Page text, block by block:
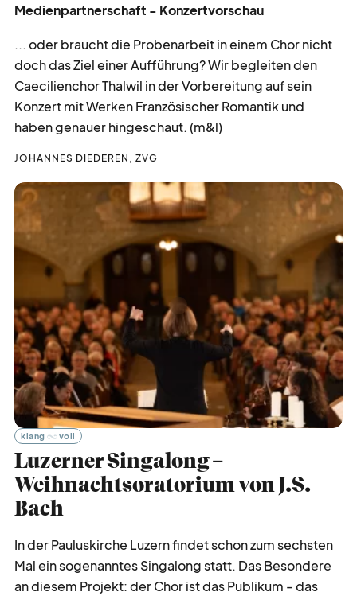
Medienpartnerschaft - Konzertvorschau
... oder braucht die Probenarbeit in einem Chor nicht
doch das Ziel einer Aufführung? Wir begleiten den
Caecilienchor Thalwil in der Vorbereitung auf sein
Konzert mit Werken Französischer Romantik und
haben genauer hingeschaut. (m&l)
JOHANNES DIEDEREN, ZVG
klang voll
Luzerner Singalong –
Weihnachtsoratorium von J.S.
Bach
In der Pauluskirche Luzern findet schon zum sechsten
Mal ein sogenanntes Singalong statt. Das Besondere
an diesem Projekt: der Chor ist das Publikum - das